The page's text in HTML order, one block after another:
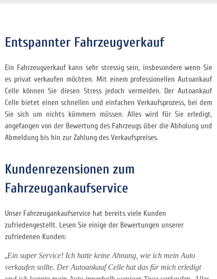
Entspannter Fahrzeugverkauf
Ein Fahrzeugverkauf kann sehr stressig sein, insbesondere wenn Sie
es privat verkaufen möchten. Mit einem professionellen Autoankauf
Celle können Sie diesen Stress jedoch vermeiden. Der Autoankauf
Celle bietet einen schnellen und einfachen Verkaufsprozess, bei dem
Sie sich um nichts kümmern müssen. Alles wird für Sie erledigt,
angefangen von der Bewertung des Fahrzeugs über die Abholung und
Abmeldung bis hin zur Zahlung des Verkaufspreises.
Kundenrezensionen zum
Fahrzeugankaufservice
Unser Fahrzeugankaufservice hat bereits viele Kunden
zufriedengestellt. Lesen Sie einige der Bewertungen unserer
zufriedenen Kunden:
„Ein super Service! Ich hatte keine Ahnung, wie ich mein Auto
verkaufen sollte. Der Autoankauf Celle hat das für mich erledigt